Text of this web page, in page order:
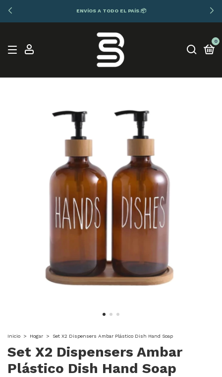
ENVÍOS A TODO EL PAÍS.📦
0
Inicio > Hogar > Set X2 Dispensers Ambar Plástico Dish Hand Soap
Set X2 Dispensers Ambar
Plástico Dish Hand Soap